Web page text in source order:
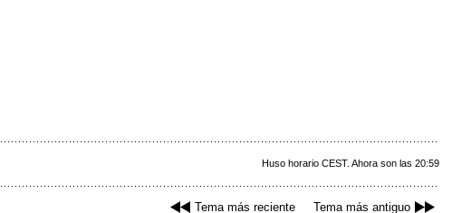
Huso horario CEST. Ahora son las 20:59
Tema más reciente Tema más antiguo